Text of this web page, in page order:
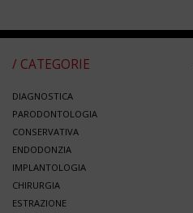
/ CATEGORIE
DIAGNOSTICA
PARODONTOLOGIA
CONSERVATIVA
ENDODONZIA
IMPLANTOLOGIA
CHIRURGIA
ESTRAZIONE